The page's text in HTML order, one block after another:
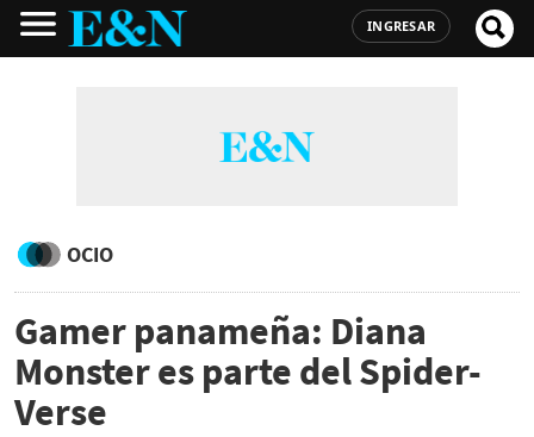
INGRESAR
OCIO
Gamer panameña: Diana
Monster es parte del Spider-
Verse